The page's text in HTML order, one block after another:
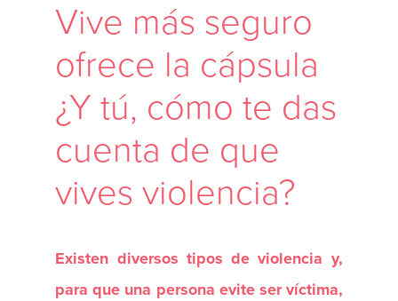
Vive más seguro
ofrece la cápsula
¿Y tú, cómo te das
cuenta de que
vives violencia?
Existen diversos tipos de violencia y,
para que una persona evite ser víctima,